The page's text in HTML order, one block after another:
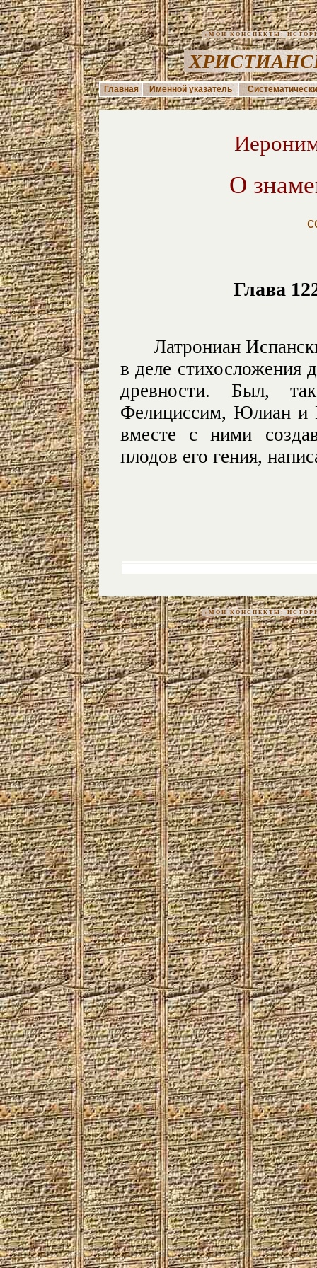
«МОИ КОНСПЕКТЫ:
Главная Именной указатель
О
Глава
Латрониан
в деле стихосложения
древности. Был,
Фелициссим, Юлиан и
вместе с ними
плодов его гения,
«МОИ КОНСПЕКТЫ: